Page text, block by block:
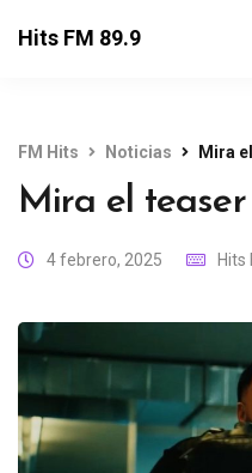
Hits FM 89.9
FM Hits Noticias Mira
Mira el
4 febrero, 2025 Hits